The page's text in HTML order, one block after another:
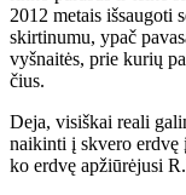
2012 me­tais iš­sau­go­ti
skir­ti­nu­mu, ypač
vyš­nai­tės, prie ku­rių
čius.
De­ja, vi­siš­kai re­a­li
nai­kin­ti į skve­ro erd­vę
ko erd­vę ap­žiū­rė­ju­si